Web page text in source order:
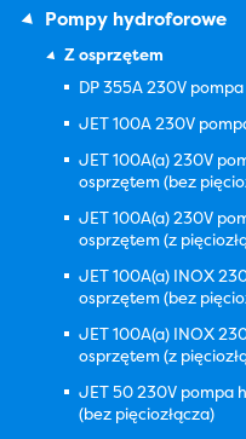
Pompy hydroforowe
Z osprzętem
DP 355A 230V
JET 100A 230V
JET 100A(a) 230V
osprzętem (bez
JET 100A(a) 230V
osprzętem (z
JET 100A(a) INOX
osprzętem (bez
JET 100A(a) INOX
osprzętem (z
JET 50 230V pompa
(bez pięciozłącza)